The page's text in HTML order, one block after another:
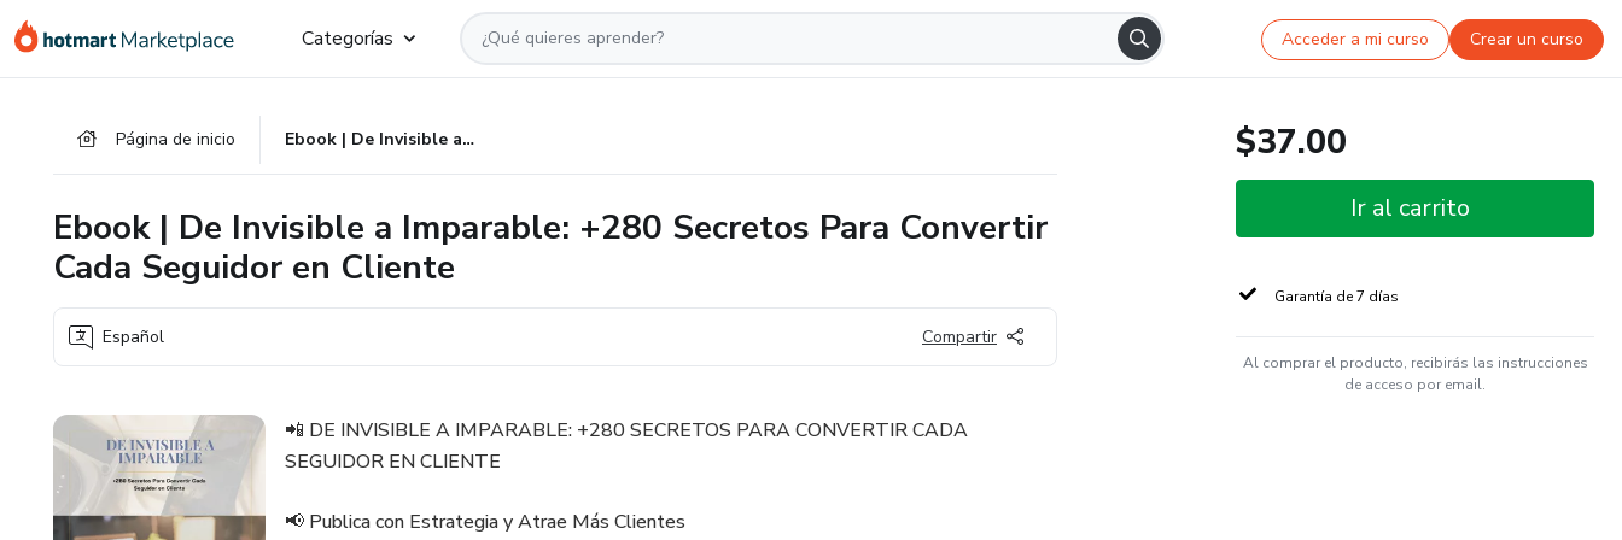
Categorías Acceder a mi curso Crear un curso
Página de inicio Ebook | De Invisible a Imparable: +280 Secretos Para Convertir Cada Seguidor en Cliente
Ebook | De Invisible a Imparable: +280 Secretos Para Convertir
Cada Seguidor en Cliente
Español Compartir
📲 DE INVISIBLE A IMPARABLE: +280 SECRETOS PARA CONVERTIR CADA
SEGUIDOR EN CLIENTE
📢 Publica con Estrategia y Atrae Más Clientes
$37.00
Ir al carrito
Garantía de 7 días
Al comprar el producto, recibirás las instrucciones
de acceso por email.